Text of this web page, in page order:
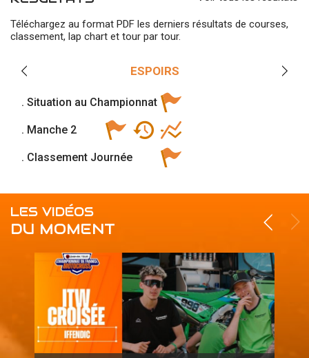
Téléchargez au format PDF les derniers résultats de courses,
classement, lap chart et tour par tour.
ESPOIRS
. Situation au Championnat
. Manche 2
. Classement Journée
LES VIDÉOS
DU MOMENT